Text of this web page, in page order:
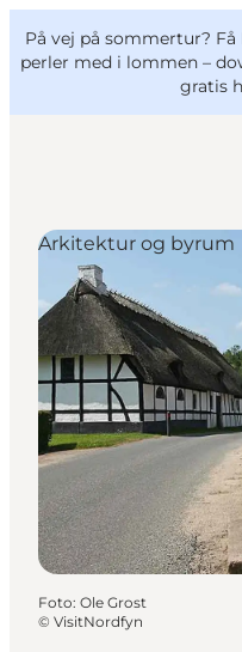
På vej på sommertur?
perler med i lommen –
gratis
Oplevelser
Outdoor
Mad og drikke
Overnatning
Book lokale
VisitFyn
Deutsch
Arkitektur og byrum
Foto: Ole Grost
© VisitNordfyn